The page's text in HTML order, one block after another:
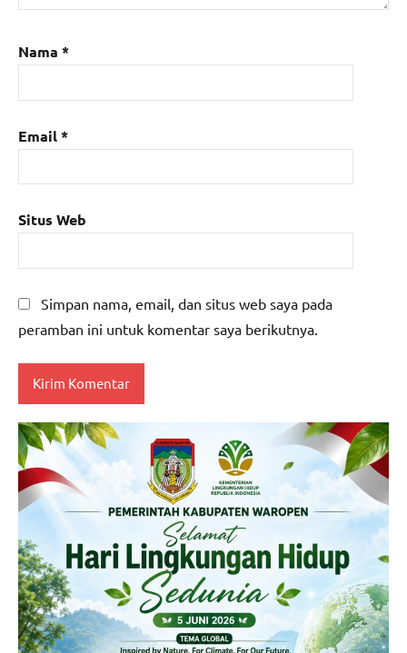
Nama *
Email*
Situs Web
Simpan nama, email, dan situs web saya pada
peramban ini untuk komentar saya berikutnya.